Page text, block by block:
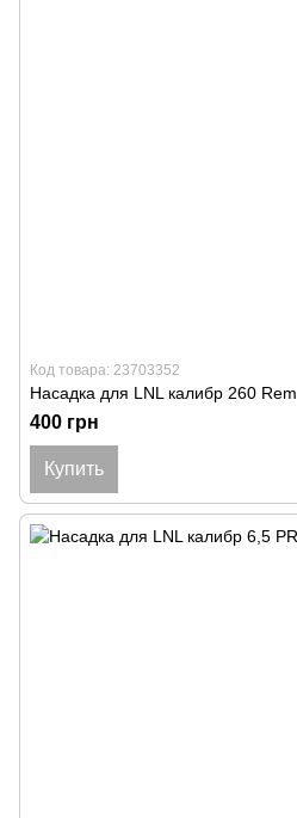
Код товара: 23703352
Насадка для LNL калибр 260 Rem
400 грн
Купить